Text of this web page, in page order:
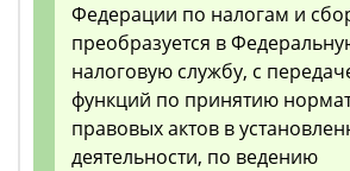
Федерации по налогам и
преобразуется в
налоговую службу, с
функций по принятию
правовых актов в
деятельности, по ведению